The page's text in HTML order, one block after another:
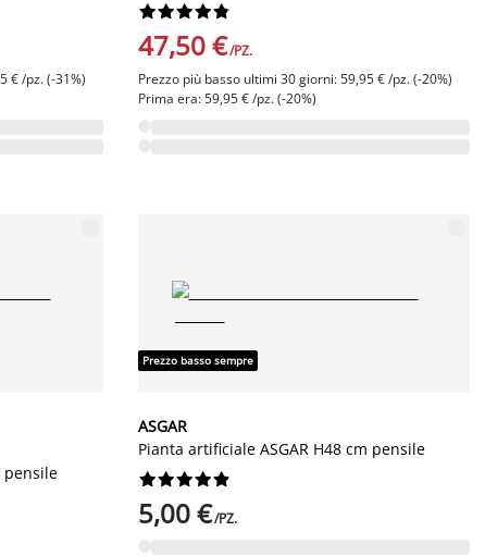
€ /pz. (-31%)






47,50 €/PZ.
Prezzo più basso ultimi 30 giorni: 59,95 € /pz. (-20%)
Prima era: 59,95 € /pz. (-20%)
pensile
Prezzo basso sempre
ASGAR
Pianta artificiale ASGAR H48 cm pensile






5,00 €/PZ.